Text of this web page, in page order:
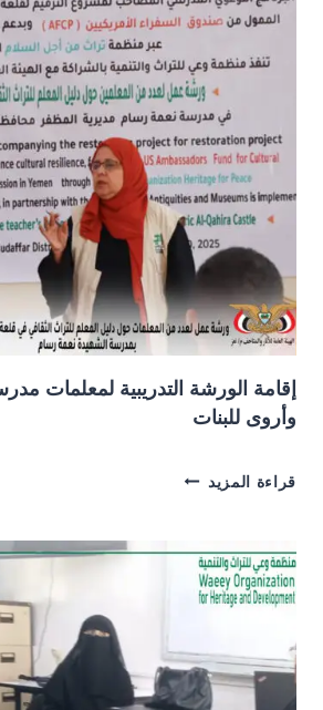
إقامة الورشة التدريبية لمعلمات
وأروى للبنات
قراءة المزيد إقامة
مدرستي
نعمه
للبنات